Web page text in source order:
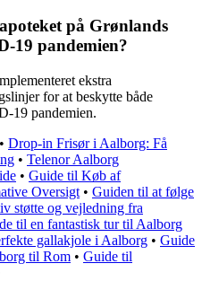
på Grønlands
19 pandemien?
ekstra
for at beskytte både
19 pandemien.
• Drop-in Frisør i Aalborg: Få
• Telenor Aalborg
• Guide til Køb af
Oversigt • Guiden til at følge
støtte og vejledning fra
til en fantastisk tur til Aalborg
gallakjole i Aalborg • Guide
til Rom • Guide til